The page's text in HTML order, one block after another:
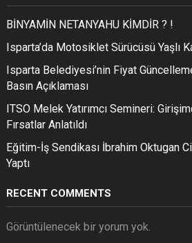
BİNYAMİN NETANYAHU KİMDİR ? !
Isparta’da Motosiklet Sürücüsü Yaşlı
Isparta Belediyesi’nin Fiyat
Basın Açıklaması
ITSO Melek Yatırımcı Semineri:
Fırsatlar Anlatıldı
Eğitim-İş Sendikası İbrahim Oktugan
Yaptı
RECENT COMMENTS
Görüntülenecek bir yorum yok.